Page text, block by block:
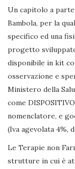
Un capitolo a
Bambola, per la
specifico ed una
progetto
disponibile in kit
osservazione e
Ministero della
come
nomenclatore, e
(Iva agevolata 4%,
Le Terapie non
strutture in cui è